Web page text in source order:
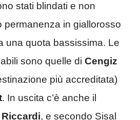
stati blindati e non
permanenza in giallorosso
una quota bassissima. Le
sono quelle di Cengiz
più accreditata)
. In uscita c’è anche il
, e secondo Sisal